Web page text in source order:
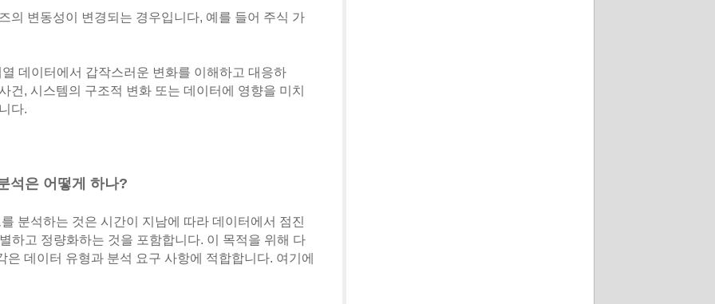
의 변동성이 변경되는 경우입니다, 예를 들어 주식 가
데이터에서 갑작스러운 변화를 이해하고 대응하
건, 시스템의 구조적 변화 또는 데이터에 영향을 미치
다.
석은 어떻게 하나?
분석하는 것은 시간이 지남에 따라 데이터에서 점진
하고 정량화하는 것을 포함합니다. 이 목적을 위해 다
데이터 유형과 분석 요구 사항에 적합합니다. 여기에